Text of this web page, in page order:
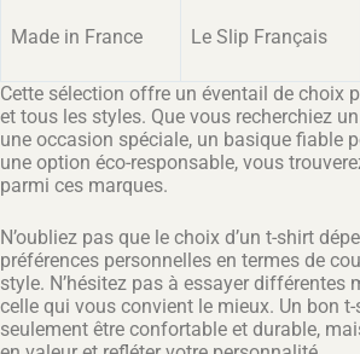
Made in France Le Slip Français
Cette sélection offre un éventail de choix
et tous les styles. Que vous recherchiez
une occasion spéciale, un basique fiable
une option éco-responsable, vous
parmi ces marques.
N’oubliez pas que le choix d’un t-shirt
préférences personnelles en termes de
style. N’hésitez pas à essayer différentes
celle qui vous convient le mieux. Un bon
seulement être confortable et durable,